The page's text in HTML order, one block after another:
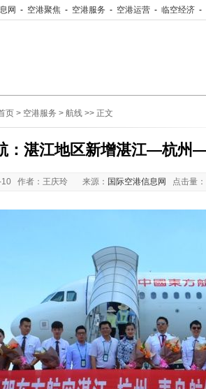
网 - 空港聚焦 - 空港服务 - 空港运营 - 临空经济 -
页 > 空港服务 > 航线 >> 正文
：湛江地区新增湛江—杭州
作者：王庆玲 来源： 国际空港信息网 点击量：